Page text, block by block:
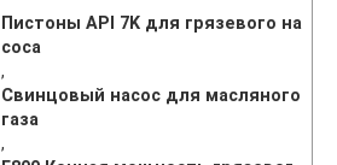
Пистоны API 7K для грязевого на
соса
,
Свинцовый насос для масляного
газа
,